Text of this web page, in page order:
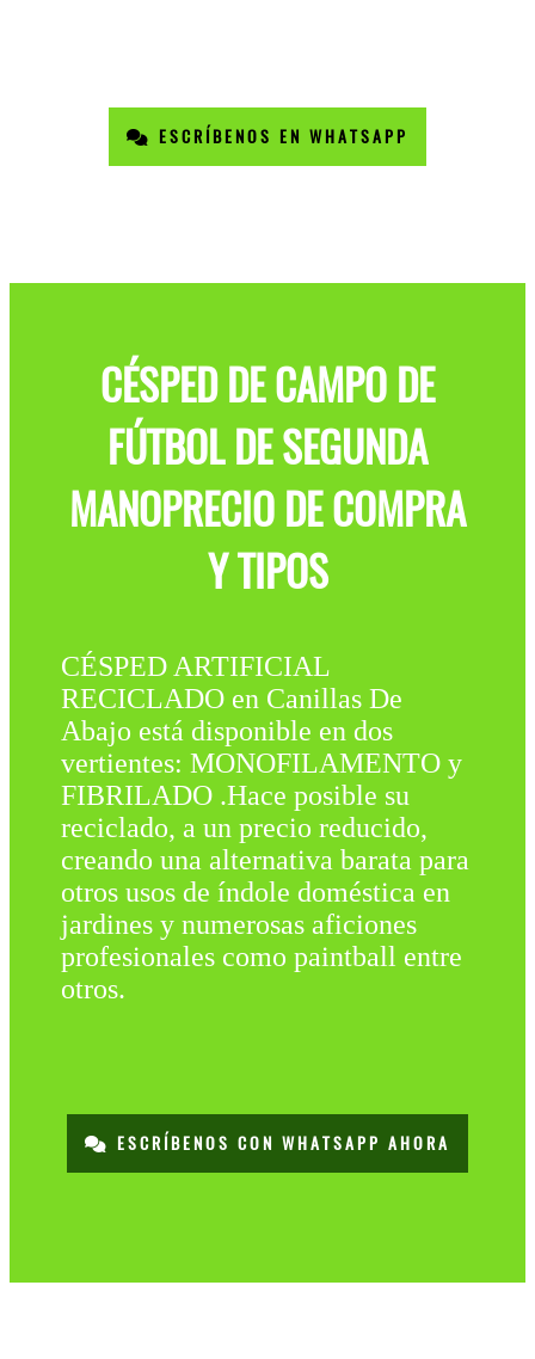
ESCRÍBENOS EN WHATSAPP
CÉSPED DE CAMPO DE
FÚTBOL DE SEGUNDA
MANOPRECIO DE COMPRA
Y TIPOS
CÉSPED ARTIFICIAL
RECICLADO en Canillas De
Abajo está disponible en dos
vertientes: MONOFILAMENTO y
FIBRILADO .Hace posible su
reciclado, a un precio reducido,
creando una alternativa barata para
otros usos de índole doméstica en
jardines y numerosas aficiones
profesionales como paintball entre
otros.
ESCRÍBENOS CON WHATSAPP AHORA